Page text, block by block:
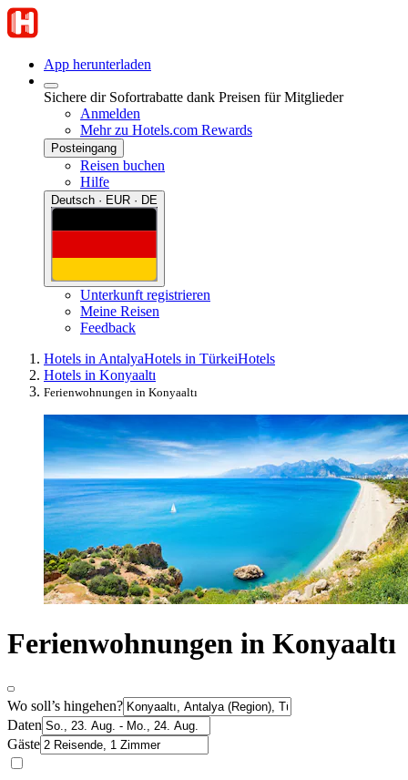
App herunterladen
Sichere dir Sofortrabatte dank Preisen für Mitglieder
Anmelden
Mehr zu Hotels.com Rewards
Posteingang
Reisen buchen
Hilfe
Deutsch · EUR · DE
Unterkunft registrieren
Meine Reisen
Feedback
Hotels in AntalyaHotels in TürkeiHotels
Hotels in Konyaaltı
Ferienwohnungen in Konyaaltı
Ferienwohnungen in Konyaaltı
Wo soll’s hingehen?
Daten
Gäste